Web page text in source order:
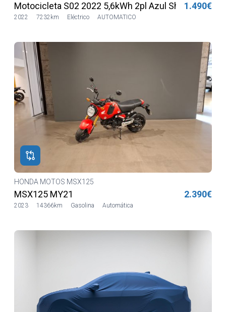
Motocicleta S02 2022 5,6kWh 2pl Azul Sharing
2022 7232km Eléctrico AUTOMATICO
1.490€
HONDA MOTOS MSX125
MSX125 MY21
2023 14366km Gasolina Automática
2.390€